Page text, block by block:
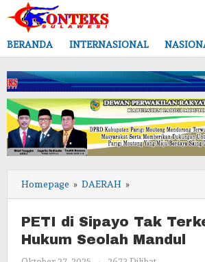
Lewati
ke
konten
BERANDA
INTERNASIONAL
Homepage » DAERAH »
di
Tak
Terkendali,
PETI di Sipayo Tak
Hukum Seolah Mandul